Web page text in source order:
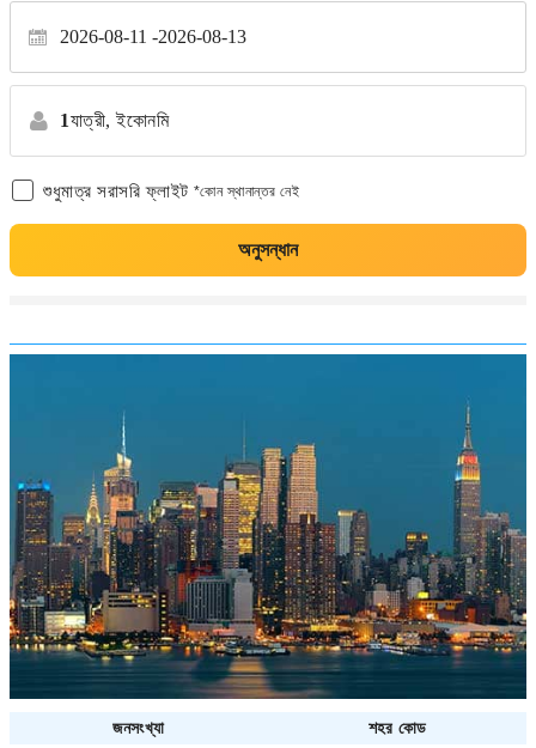
2026-08-11 2026-08-13
1যাত্রী, ইকোনমি
শুধুমাত্র সরাসরি ফ্লাইট *কোন স্থানান্তর নেই
অনুসন্ধান
জনসংখ্যা শহর কোড